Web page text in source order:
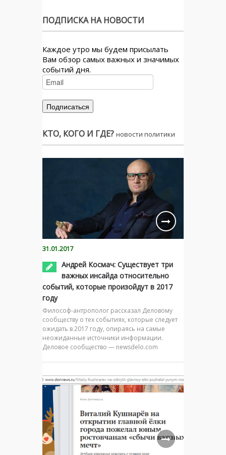
ПОДПИСКА НА НОВОСТИ
Каждое утро мы будем присылать
Вам обзор самых важных и значимых
событий дня.
КТО, КОГО И ГДЕ? новости политики
31.01.2017
Андрей Космач: Существует три
важных инсайда относительно
событий, которые произойдут в 2017
году
Философ-антрополог рассказал Деловому
сообществу о тех событиях, которые следует
ожидать в 2017 году, опираясь на самые
неожиданные источники информации.
Деловое сообщество — newsdelo.com